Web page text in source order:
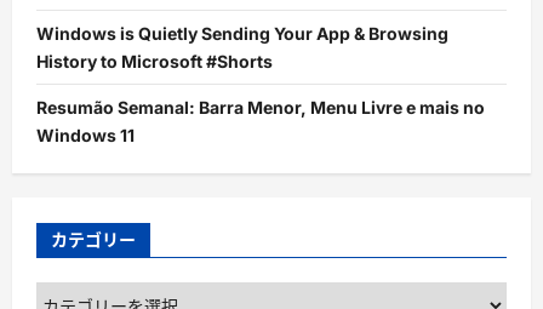
Windows is Quietly Sending Your App & Browsing
History to Microsoft #Shorts
Resumão Semanal: Barra Menor, Menu Livre e mais no
Windows 11
カテゴリー
カ